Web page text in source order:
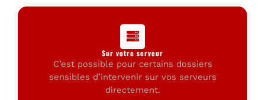
Sur votre serveur
C’est possible pour certains dossiers
sensibles d’intervenir sur vos serveurs
directement.